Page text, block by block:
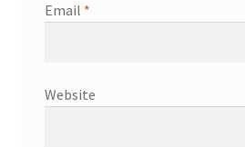
Email *
Website